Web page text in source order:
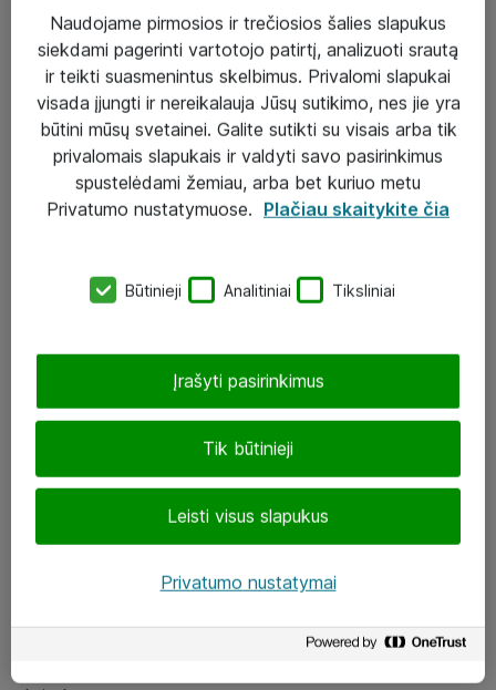
Paslaugos
Sprendimai
Įgyvendinti projektai
Atea ekspertų patarimai verslui
eShop@atea.lt
LinkedIn
Naudojame pirmosios ir trečiosios šalies slapukus
siekdami pagerinti vartotojo patirtį, analizuoti srautą
ir teikti suasmenintus skelbimus. Privalomi slapukai
visada įjungti ir nereikalauja Jūsų sutikimo, nes jie yra
būtini mūsų svetainei. Galite sutikti su visais arba tik
privalomais slapukais ir valdyti savo pasirinkimus
spustelėdami žemiau, arba bet kuriuo metu
Privatumo nustatymuose. Plačiau skaitykite čia
Būtinieji Analitiniai Tiksliniai
Tik būtinieji
Leisti visus slapukus
Įrašyti pasirinkimus
Privatumo nustatymai